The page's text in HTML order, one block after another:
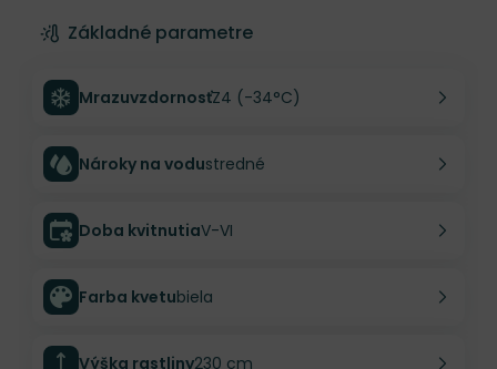
Základné parametre
MrazuvzdornosťZ4 (-34°C)
Nároky na vodustredné
Doba kvitnutiaV-VI
Farba kvetubiela
Výška rastliny230 cm